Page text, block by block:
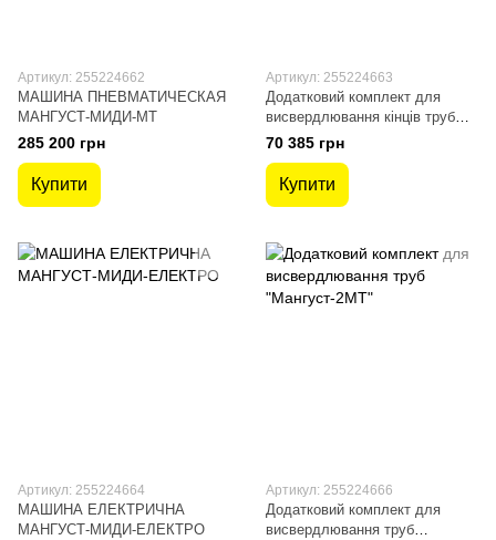
Артикул: 255224662
МАШИНА ПНЕВМАТИЧЕСКАЯ
МАНГУСТ-МИДИ-МТ
285 200 грн
Купити
Артикул: 255224663
Додатковий комплект для
висвердлювання кінців труб
«Мангуст-Міді-МТ»
70 385 грн
Купити
Артикул: 255224664
МАШИНА ЕЛЕКТРИЧНА
МАНГУСТ-МИДИ-ЕЛЕКТРО
Артикул: 255224666
Додатковий комплект для
висвердлювання труб